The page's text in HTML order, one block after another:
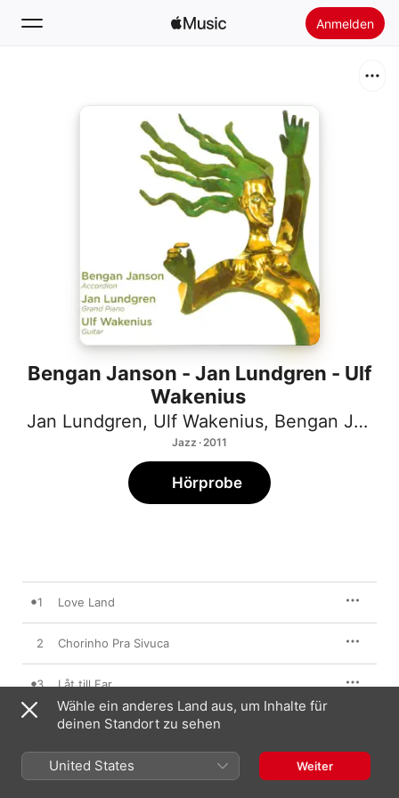
Anmelden
Apple Music installieren
Bengan Janson - Jan Lundgren - Ulf
Wakenius
Jan Lundgren, Ulf Wakenius, Bengan Janson
Jazz · 2011
Hörprobe
1 Love Land
2 Chorinho Pra Sivuca
3 Låt till Far
Paris Tango
Halvpolska efter Donna-Lee
Wähle ein anderes Land aus, um Inhalte für
deinen Standort zu sehen
United States Weiter